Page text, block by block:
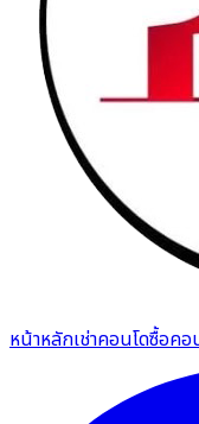
หน้าหลักเช่าคอนโดซื้อคอ